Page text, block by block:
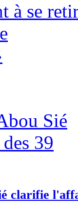
à se
clarifie